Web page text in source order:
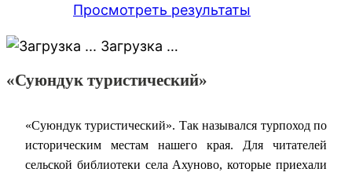
Просмотреть результаты
Загрузка …
«Суюндук туристический»
«Суюндук туристический». Так назывался турпоход по
историческим местам нашего края. Для читателей
сельской библиотеки села Ахуново, которые приехали